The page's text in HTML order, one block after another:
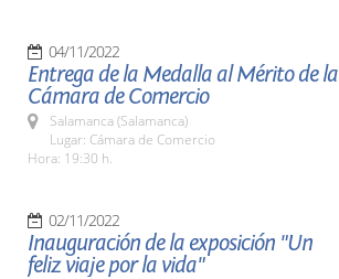
04/11/2022
Entrega de la Medalla al Mérito de la
Cámara de Comercio
Salamanca (Salamanca)
Lugar: Cámara de Comercio
Hora: 19:30 h.
02/11/2022
Inauguración de la exposición "Un
feliz viaje por la vida"